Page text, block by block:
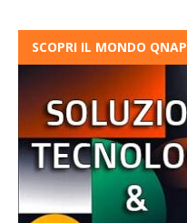
SCOPRI IL MONDO QNAP